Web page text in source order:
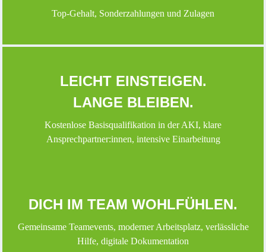
Top-Gehalt, Sonderzahlungen und Zulagen
LEICHT EINSTEIGEN.
LANGE BLEIBEN.
Kostenlose Basisqualifikation in der AKI, klare
Ansprechpartner:innen, intensive Einarbeitung
DICH IM TEAM WOHLFÜHLEN.
Gemeinsame Teamevents, moderner Arbeitsplatz, verlässliche
Hilfe, digitale Dokumentation